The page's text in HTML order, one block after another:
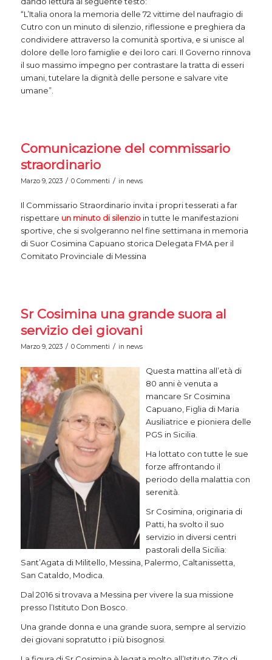
“L’Italia onora la memoria delle 72 vittime del naufragio di
Cutro con un minuto di silenzio, riflessione e preghiera da
condividere attraverso la comunità sportiva, e si unisce al
dolore delle loro famiglie e dei loro cari. Il Governo rinnova
il suo massimo impegno per contrastare la tratta di esseri
umani, tutelare la dignità delle persone e salvare vite
umane”.
Comunicazione del commissario
straordinario
Marzo 9, 2023 / 0 Commenti / in news
Il Commissario Straordinario invita i propri tesserati a far
rispettare un minuto di silenzioin tutte le manifestazioni
sportive, che si svolgeranno nel fine settimana in memoria
di Suor Cosimina Capuano storica Delegata FMA per il
Comitato Provinciale di Messina
Sr Cosimina una grande suora al
servizio dei giovani
Marzo 9, 2023 / 0 Commenti / in news
Questa mattina all’età di
80 anni è venuta a
mancare Sr Cosimina
Capuano, Figlia di Maria
Ausiliatrice e pioniera delle
PGS in Sicilia.
Ha lottato con tutte le sue
forze affrontando il
periodo della malattia con
serenità.
Sr Cosimina, originaria di
Patti, ha svolto il suo
servizio in diversi centri
pastorali della Sicilia:
Sant’Agata di Militello, Messina, Palermo, Caltanissetta,
San Cataldo, Modica.
Dal 2016 si trovava a Messina per vivere la sua missione
presso l’Istituto Don Bosco.
Una grande donna e una grande suora, sempre al servizio
dei giovani sopratutto i più bisognosi.